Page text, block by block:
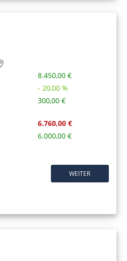
8.450,00 €
- 20,00 %
300,00 €
6.760,00 €
6.000,00 €
WEITER